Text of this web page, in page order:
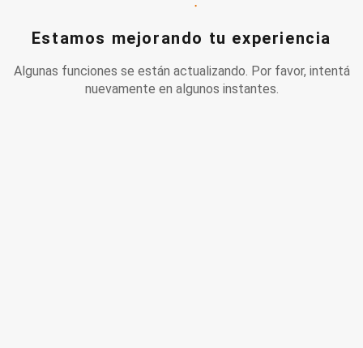
Estamos mejorando tu experiencia
Algunas funciones se están actualizando. Por favor, intentá
nuevamente en algunos instantes.